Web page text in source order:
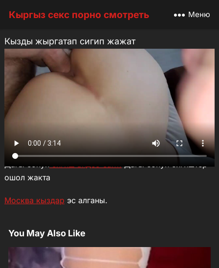
Кыргыз секс порно смотреть Меню
Кызды жыргатап сигип жажат
Анал секс 17 мая, 2026
Телеграм сигиш канал
биздин телеграмм канал
кошулгула, эн биринчи сонун кыргызча сигиштерди
коросунор! Дагы сигиштер телеграмда.
Акча иштешти уйрон телефон менен —
телеграмга
кир
Дагы сонунсигиш видео сайт.Дагы сонун сигиштер
ошол жакта
Москва кыздар эс алганы.
You May Also Like